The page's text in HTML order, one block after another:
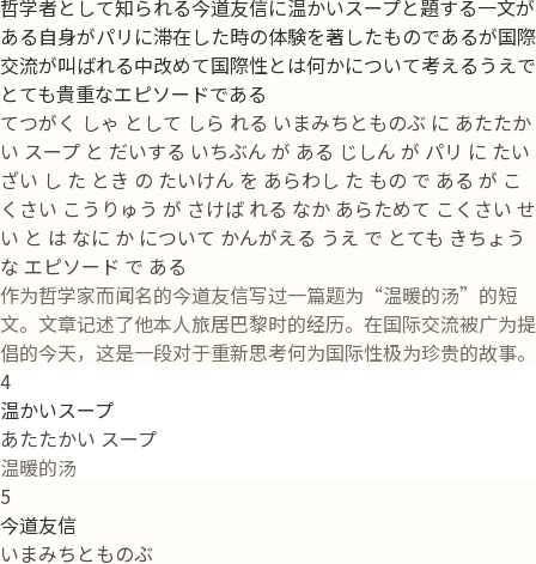
哲学者として知られる今道友信に温かいスープと題する一文が
ある自身がパリに滞在した時の体験を著したものであるが国際
交流が叫ばれる中改めて国際性とは何かについて考えるうえで
とても貴重なエピソードである
てつがく しゃ として しら れる いまみちとものぶ に あたたか
い スープ と だいする いちぶん が ある じしん が パリ に たい
ざい し た とき の たいけん を あらわし た もの で ある が こ
くさい こうりゅう が さけば れる なか あらためて こくさい せ
い と は なに か について かんがえる うえ で とても きちょう
な エピソード で ある
作为哲学家而闻名的今道友信写过一篇题为“温暖的汤”的短
文。文章记述了他本人旅居巴黎时的经历。在国际交流被广为提
倡的今天，这是一段对于重新思考何为国际性极为珍贵的故事。
4
温かいスープ
あたたかい スープ
温暖的汤
5
今道友信
いまみちとものぶ